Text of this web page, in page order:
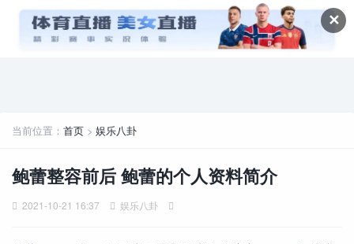
✕
当前位置： 首页 > 娱乐八卦
鲍蕾整容前后 鲍蕾的个人资料简介
2021-10-21 16:37 娱乐八卦